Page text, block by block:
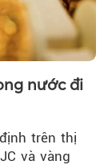
nước đi
trên thị
và vàng